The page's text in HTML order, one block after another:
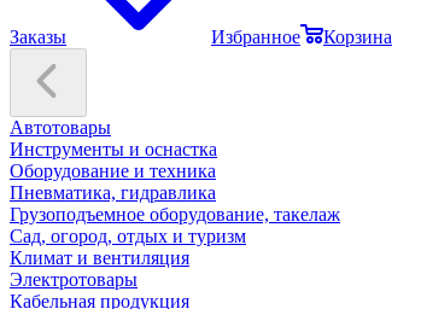
Заказы Избранное Корзина
Автотовары
Инструменты и оснастка
Оборудование и техника
Пневматика, гидравлика
Грузоподъемное оборудование, такелаж
Сад, огород, отдых и туризм
Климат и вентиляция
Электротовары
Кабельная продукция